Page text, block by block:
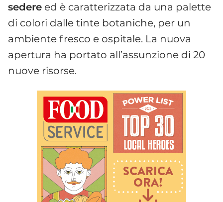
sedere ed è caratterizzata da una palette
di colori dalle tinte botaniche, per un
ambiente fresco e ospitale. La nuova
apertura ha portato all’assunzione di 20
nuove risorse.